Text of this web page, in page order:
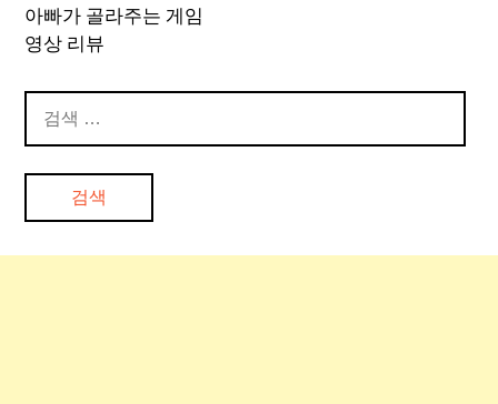
아빠가 골라주는 게임
영상 리뷰
색: